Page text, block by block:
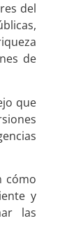
del
de
que
cómo
y
las